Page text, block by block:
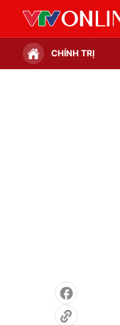
CHÍNH TRỊ